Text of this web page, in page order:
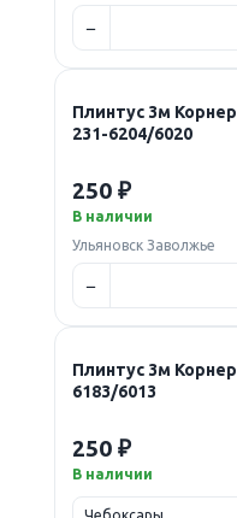
Плинтус 3м
231-6204/6020
250 ₽
В наличии
Ульяновск Заволжье
Плинтус 3м
6183/6013
250 ₽
В наличии